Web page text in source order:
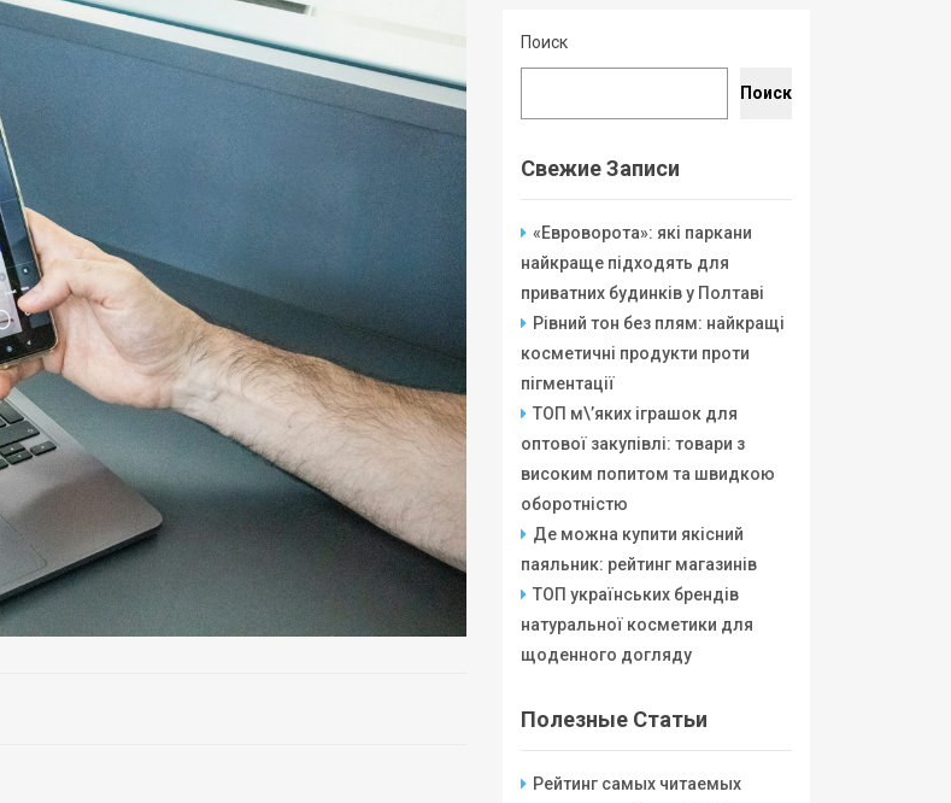
Поиск
Поиск
Свежие Записи
«Евроворота»: які паркани
найкраще підходять для
приватних будинків у Полтаві
Рівний тон без плям: найкращі
косметичні продукти проти
пігментації
ТОП м\’яких іграшок для
оптової закупівлі: товари з
високим попитом та швидкою
оборотністю
Де можна купити якісний
паяльник: рейтинг магазинів
ТОП українських брендів
натуральної косметики для
щоденного догляду
Полезные Статьи
Рейтинг самых читаемых